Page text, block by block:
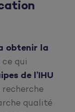
obtenir la
ce qui
de l’IHU
qualité